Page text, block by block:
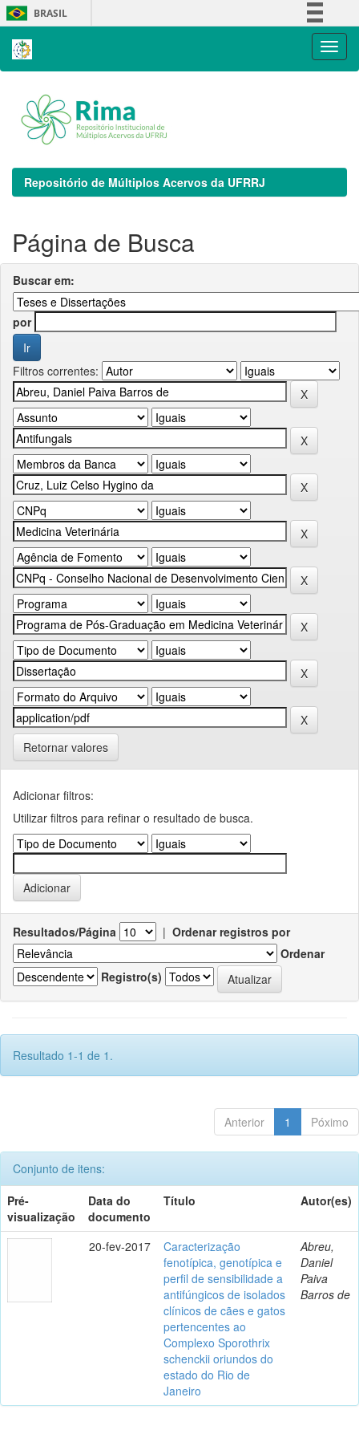
Skip
navigation
BRASIL
Repositório de Múltiplos Acervos da UFRRJ
Página de Busca
Buscar em:
por
Filtros correntes:
Retornar valores
Adicionar filtros:
Utilizar filtros para refinar o resultado de busca.
Resultados/Página | Ordenar registros por
Ordenar
Registro(s)
Resultado 1-1 de 1.
Anterior 1 Póximo
Conjunto de itens:
Pré-
visualização
Data do
documento
Título Autor(es)
20-fev-2017
Caracterização
fenotípica, genotípica e
perfil de sensibilidade a
antifúngicos de isolados
clínicos de cães e gatos
pertencentes ao
Complexo Sporothrix
schenckii oriundos do
estado do Rio de
Janeiro
Abreu,
Daniel
Paiva
Barros de